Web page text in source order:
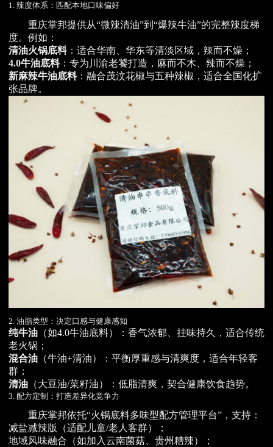
1. 辣度体系：匹配本地口味偏好
重庆掌邦提供从“微辣清油”到“爆辣牛油”的完整辣度梯
度。例如：
清油火锅底料：适合华南、华东等清淡区域，辣而不燥；
4.0牛油底料：专为川渝老饕打造，麻而不木、辣而不燥；
新麻辣牛油底料：融合茂汶花椒与五种辣椒，适合全国化扩
张品牌。
2. 油脂类型：决定口感与健康感知
纯牛油 （如4.0牛油底料）：香气浓郁、挂味持久，适合传统
老火锅；
混合油 （牛油+清油）：平衡厚重感与清爽度，适合年轻客
群；
清油 （大豆油/菜籽油）：低脂清爽，契合健康饮食趋势。
3. 配方定制：打造差异化竞争力
重庆掌邦依托“火锅底料多味型配方管理平台”，支持：
减盐减辣版（适配儿童/老人客群）；
地域风味融合（如加入云南菌菇、贵州糟辣）；